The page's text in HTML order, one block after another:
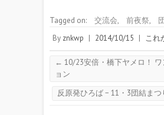
Tagged on: 交流会, 前夜祭,
By znkwp | 2014/10/15 | これ
← 10/23安倍・橋下ヤメロ！
ョン
反原発ひろば − 11・3団結まつ